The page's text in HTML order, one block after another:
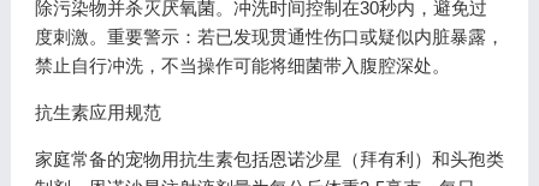
除污染物并杀灭厌氧菌。冲洗时间控制在30秒内，避免过
度刺激。重要警示：若已发现贯通性伤口或疑似内脏暴露，
禁止自行冲洗，不当操作可能将细菌带入腹腔深处。
抗生素应用规范
家庭常备的宠物用抗生素包括恩诺沙星（拜有利）和头孢类